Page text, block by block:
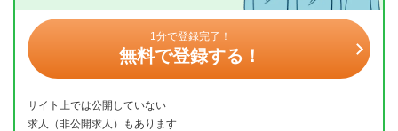
1分で登録完了！
無料で登録する！
サイト上では公開していない
求人（非公開求人）もあります